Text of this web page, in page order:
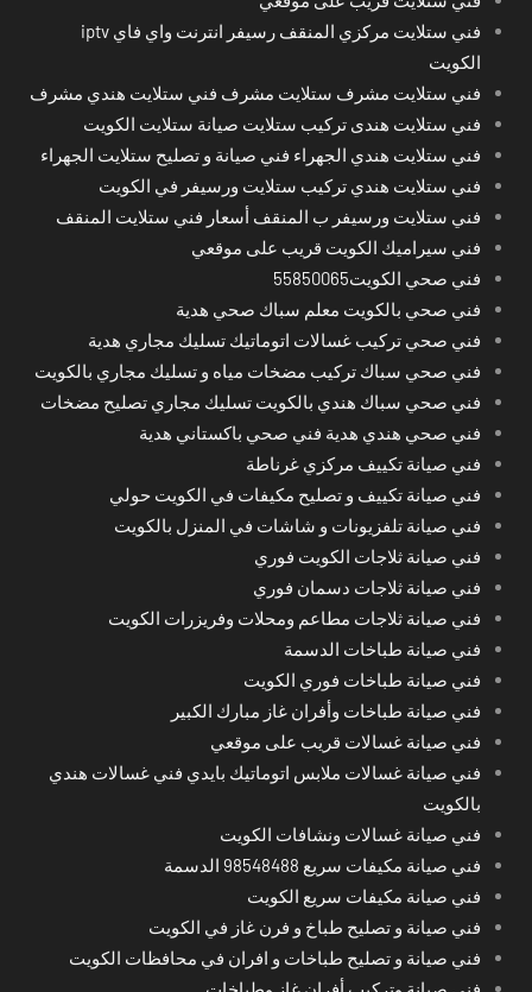
فني ستلايت مركزي المنقف رسيفر انترنت واي فاي iptv
الكويت
فني ستلايت مشرف ستلايت مشرف فني ستلايت هندي مشرف
فني ستلايت هندى تركيب ستلايت صيانة ستلايت الكويت
فني ستلايت هندي الجهراء فني صيانة و تصليح ستلايت الجهراء
فني ستلايت هندي تركيب ستلايت ورسيفر في الكويت
فني ستلايت ورسيفر ب المنقف أسعار فني ستلايت المنقف
فني سيراميك الكويت قريب على موقعي
فني صحي الكويت55850065
فني صحي بالكويت معلم سباك صحي هدية
فني صحي تركيب غسالات اتوماتيك تسليك مجاري هدية
فني صحي سباك تركيب مضخات مياه و تسليك مجاري بالكويت
فني صحي سباك هندي بالكويت تسليك مجاري تصليح مضخات
فني صحي هندي هدية فني صحي باكستاني هدية
فني صيانة تكييف مركزي غرناطة
فني صيانة تكييف و تصليح مكيفات في الكويت حولي
فني صيانة تلفزيونات و شاشات في المنزل بالكويت
فني صيانة ثلاجات الكويت فوري
فني صيانة ثلاجات دسمان فوري
فني صيانة ثلاجات مطاعم ومحلات وفريزرات الكويت
فني صيانة طباخات الدسمة
فني صيانة طباخات فوري الكويت
فني صيانة طباخات وأفران غاز مبارك الكبير
فني صيانة غسالات قريب على موقعي
فني صيانة غسالات ملابس اتوماتيك بايدي فني غسالات هندي
بالكويت
فني صيانة غسالات ونشافات الكويت
فني صيانة مكيفات سريع 98548488 الدسمة
فني صيانة مكيفات سريع الكويت
فني صيانة و تصليح طباخ و فرن غاز في الكويت
فني صيانة و تصليح طباخات و افران في محافظات الكويت